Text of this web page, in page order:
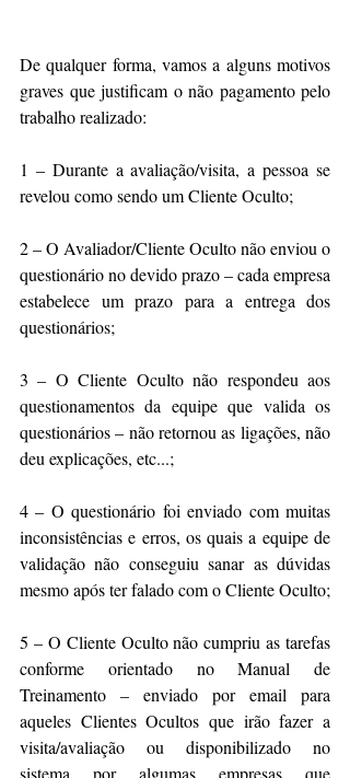
De qualquer forma, vamos a alguns motivos
graves que justificam o não pagamento pelo
trabalho realizado:
1 – Durante a avaliação/visita, a pessoa se
revelou como sendo um Cliente Oculto;
2 – O Avaliador/Cliente Oculto não enviou o
questionário no devido prazo – cada empresa
estabelece um prazo para a entrega dos
questionários;
3 – O Cliente Oculto não respondeu aos
questionamentos da equipe que valida os
questionários – não retornou as ligações, não
deu explicações, etc...;
4 – O questionário foi enviado com muitas
inconsistências e erros, os quais a equipe de
validação não conseguiu sanar as dúvidas
mesmo após ter falado com o Cliente Oculto;
5 – O Cliente Oculto não cumpriu as tarefas
conforme orientado no Manual de
Treinamento – enviado por email para
aqueles Clientes Ocultos que irão fazer a
visita/avaliação ou disponibilizado no
sistema por algumas empresas que